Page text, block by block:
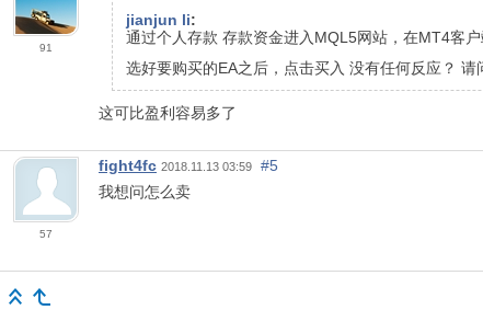
91
jianjun li:
通过个人存款 存款资金进入MQL5网站，在MT4客
选好要购买的EA之后，点击买入 没有任何反应？ 请
这可比盈利容易多了
57
fight4fc 2018.11.13 03:59
#5
我想问怎么卖